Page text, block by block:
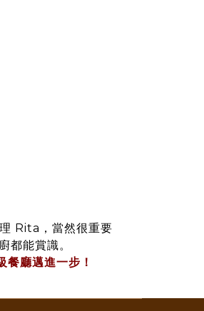
Rita，當然很重要
能賞識。
廳邁進一步！